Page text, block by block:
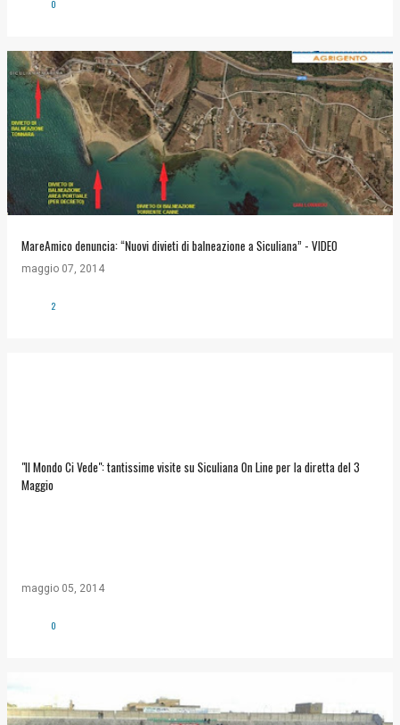
0
MareAmico denuncia: “Nuovi divieti di balneazione a Siculiana” - VIDEO
maggio 07, 2014
2
"Il Mondo Ci Vede": tantissime visite su Siculiana On Line per la diretta del 3
Maggio
maggio 05, 2014
0